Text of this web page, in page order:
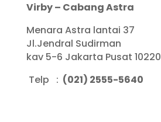
Virby – Cabang Astra
Menara Astra lantai 37
Jl.Jendral Sudirman
kav 5-6 Jakarta Pusat 10220
Telp : (021) 2555-5640